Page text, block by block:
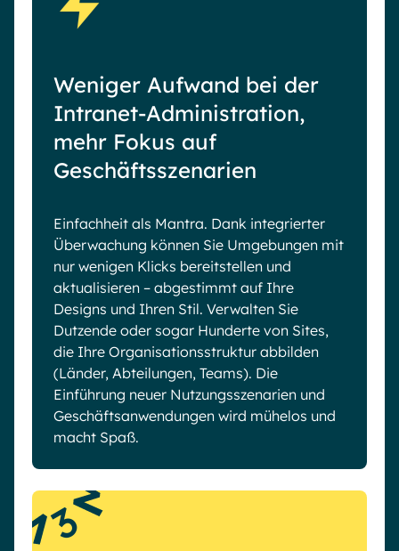
Weniger Aufwand bei der
Intranet-Administration,
mehr Fokus auf
Geschäftsszenarien
Einfachheit als Mantra. Dank integrierter
Überwachung können Sie Umgebungen mit
nur wenigen Klicks bereitstellen und
aktualisieren – abgestimmt auf Ihre
Designs und Ihren Stil. Verwalten Sie
Dutzende oder sogar Hunderte von Sites,
die Ihre Organisationsstruktur abbilden
(Länder, Abteilungen, Teams). Die
Einführung neuer Nutzungsszenarien und
Geschäftsanwendungen wird mühelos und
macht Spaß.
3